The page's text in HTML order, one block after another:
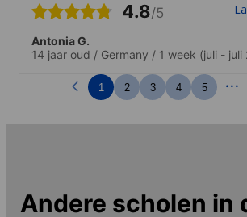
4.8/5
Antonia G.
14 jaar oud / Germany / 1 week (juli - juli
1 2 3 4 5 ...
Andere scholen in